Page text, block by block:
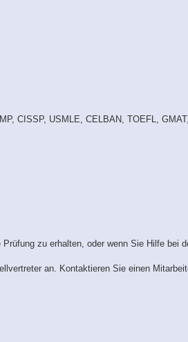
CISSP, USMLE, CELBAN, TOEFL,
zu erhalten, oder wenn Sie Hilfe bei
an. Kontaktieren Sie einen